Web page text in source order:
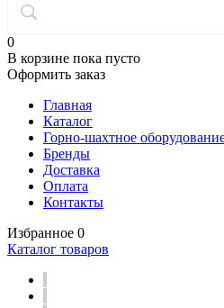
0
В корзине пока пусто
Оформить заказ
Главная
Каталог
Горно-шахтное
Бренды
Доставка
Оплата
Контакты
Избранное 0
Каталог товаров